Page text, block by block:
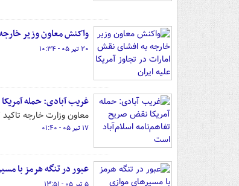
واکنش معاون وزیر خارجه
۲۰ تیر ۰۵ - ۱۰:۳۴
غریب آبادی: حمله
معاون وزارت خارجه تاکید کرد: حمله
۱۷ تیر ۰۵ - ۰۱:۴۰
عبور در تنگه هرمز با